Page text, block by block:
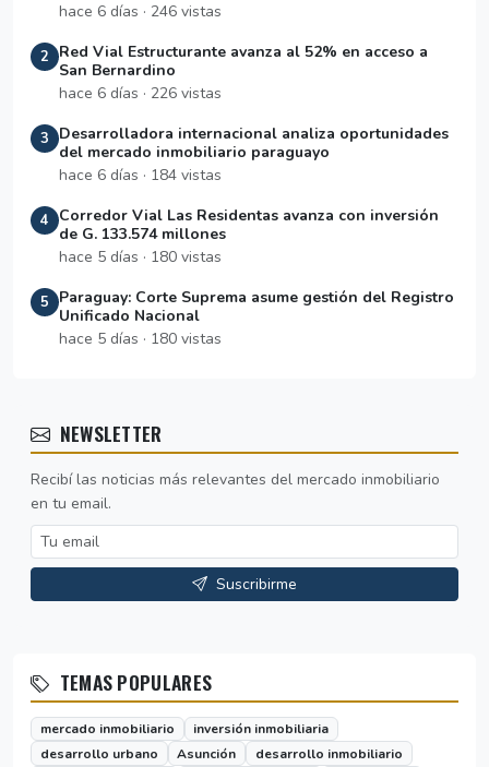
hace 6 días · 246 vistas
2
Red Vial Estructurante avanza al 52% en acceso a
San Bernardino
hace 6 días · 226 vistas
3
Desarrolladora internacional analiza oportunidades
del mercado inmobiliario paraguayo
hace 6 días · 184 vistas
4
Corredor Vial Las Residentas avanza con inversión
de G. 133.574 millones
hace 5 días · 180 vistas
5
Paraguay: Corte Suprema asume gestión del Registro
Unificado Nacional
hace 5 días · 180 vistas
NEWSLETTER
Recibí las noticias más relevantes del mercado inmobiliario
en tu email.
Suscribirme
TEMAS POPULARES
mercado inmobiliario
inversión inmobiliaria
desarrollo urbano
Asunción
desarrollo inmobiliario